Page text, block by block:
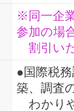
※同一企
参加の場
割引い
●国際税
築、調査
わかり